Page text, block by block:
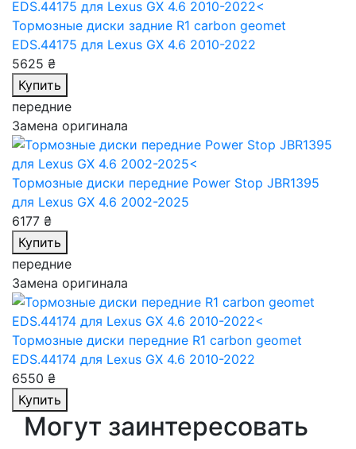
Тормозные диски задние R1 carbon geomet
EDS.44175 для Lexus GX 4.6 2010-2022
5625 ₴
Купить
передние
Замена оригинала
Тормозные диски передние Power Stop JBR1395
для Lexus GX 4.6 2002-2025
6177 ₴
Купить
передние
Замена оригинала
Тормозные диски передние R1 carbon geomet
EDS.44174 для Lexus GX 4.6 2010-2022
6550 ₴
Купить
Могут заинтересовать